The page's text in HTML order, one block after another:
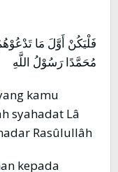
فَلْيَكُنْ أَوَّلَ مَا
مُحَمَّدًا رَسُوْلُ اللَّهِ
kamu
syahadat Lâ
Rasûlullâh